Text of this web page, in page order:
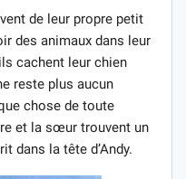
de leur propre petit
des animaux dans leur
cachent leur chien
reste plus aucun
chose de toute
et la sœur trouvent un
dans la tête d’Andy.